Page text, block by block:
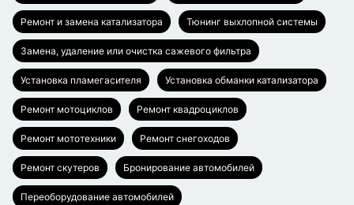
Ремонт и замена катализатора Тюнинг выхлопной системы
Замена, удаление или очистка сажевого фильтра
Установка пламегасителя Установка обманки катализатора
Ремонт мотоциклов Ремонт квадроциклов
Ремонт мототехники Ремонт снегоходов
Ремонт скутеров Бронирование автомобилей
Переоборудование автомобилей